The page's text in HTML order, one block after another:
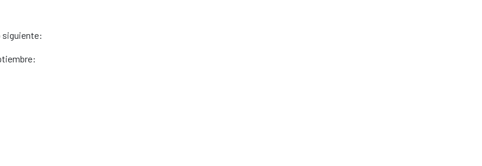
siguiente: